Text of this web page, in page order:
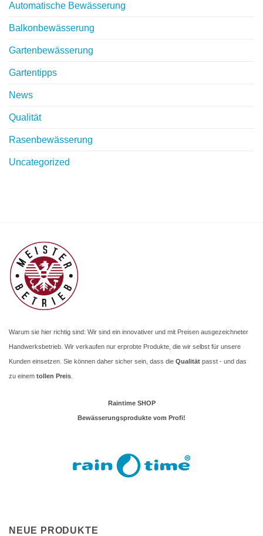
Automatische Bewässerung
Balkonbewässerung
Gartenbewässerung
Gartentipps
News
Qualität
Rasenbewässerung
Uncategorized
Warum sie hier richtig sind: Wir sind ein innovativer und mit Preisen ausgezeichneter
Handwerksbetrieb. Wir verkaufen nur erprobte Produkte, die wir selbst für unsere
Kunden einsetzen. Sie können daher sicher sein, dass die Qualität passt - und das
zu einem tollen Preis
Raintime SHOP
Bewässerungsprodukte vom Profi!
NEUE PRODUKTE